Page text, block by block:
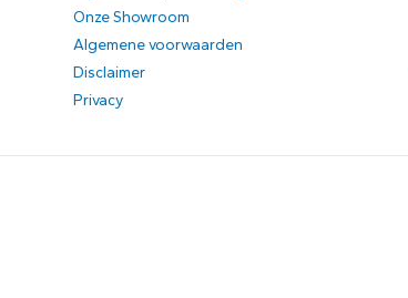
Onze Showroom
Algemene voorwaarden
Disclaimer
Privacy